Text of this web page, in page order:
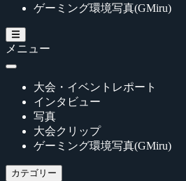
ゲーミング環境写真(GMiru)
メニュー
大会・イベントレポート
インタビュー
写真
大会クリップ
ゲーミング環境写真(GMiru)
カテゴリー